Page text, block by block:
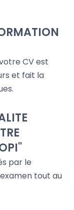
CV est
et fait la
par le
tout au